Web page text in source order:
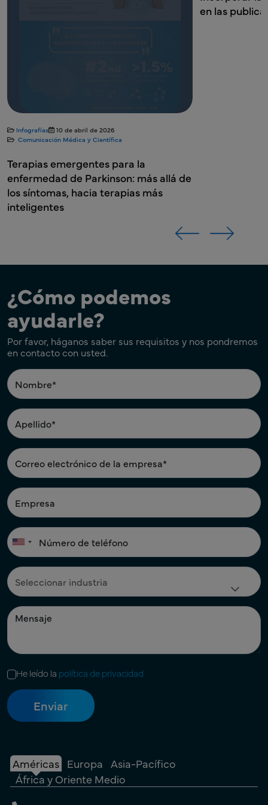
Director de clientes, Asuntos
Infografías
10 de abril de 2026
Comunicación Médica y Científica
Terapias emergentes para la
enfermedad de Parkinson: más allá de
los síntomas, hacia terapias más
inteligentes
en las
¿Cómo podemos
ayudarle?
Por favor, háganos saber sus requisitos y nos pondremos
en contacto con usted.
He leído la política de privacidad
Américas Europa Asia-Pacífico
África y Oriente Medio